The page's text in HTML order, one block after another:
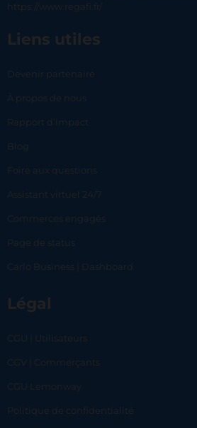
https://www.regafi.fr/
Liens utiles
Devenir partenaire
À propos de nous
Rapport d’impact
Blog
Foire aux questions
Assistant virtuel 24/7
Commerces engagés
Page de status
Carlo Business | Dashboard
Légal
CGU | Utilisateurs
CGV | Commerçants
CGU Lemonway
Politique de confidentialité